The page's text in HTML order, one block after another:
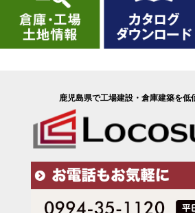
鹿児島県で工場建設・倉庫建築を低